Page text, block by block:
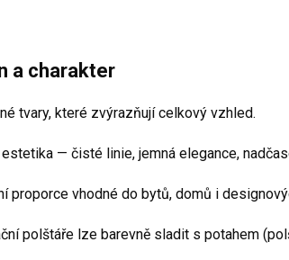
a charakter
tvary, které zvýrazňují celkový vzhled.
estetika — čisté linie, jemná elegance,
proporce vhodné do bytů, domů i
polštáře lze barevně sladit s potahem